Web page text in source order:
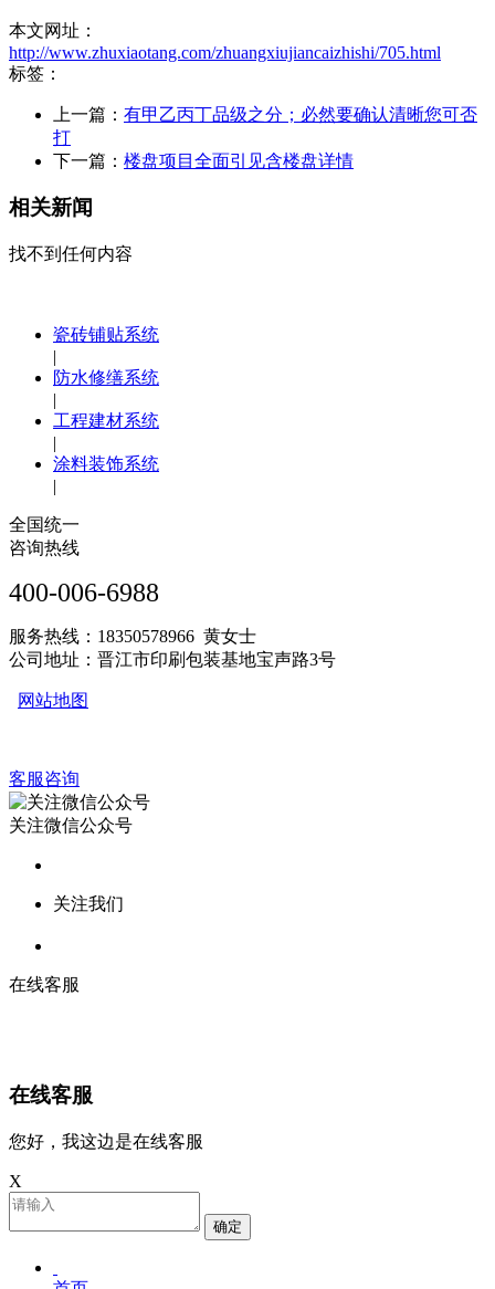
本文网址：
http://www.zhuxiaotang.com/zhuangxiujiancaizhishi/705.html
标签：
上一篇： 有甲乙丙丁品级之分；必然要确认清晰您可否
打
下一篇： 楼盘项目全面引见含楼盘详情
相关新闻
找不到任何内容
瓷砖铺贴系统
|
防水修缮系统
|
工程建材系统
|
涂料装饰系统
|
全国统一
咨询热线
400-006-6988
服务热线：18350578966 黄女士
公司地址：晋江市印刷包装基地宝声路3号
网站地图
客服咨询
关注微信公众号
关注我们
在线客服
在线客服
您好，我这边是在线客服
X
确定